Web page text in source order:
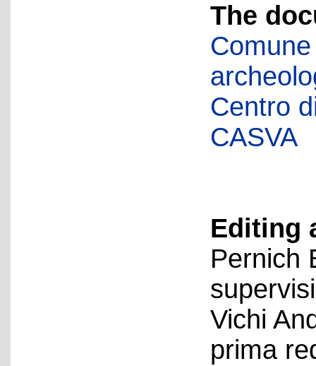
The
Centro
CASVA
Editing
Pernich
Vichi
prima